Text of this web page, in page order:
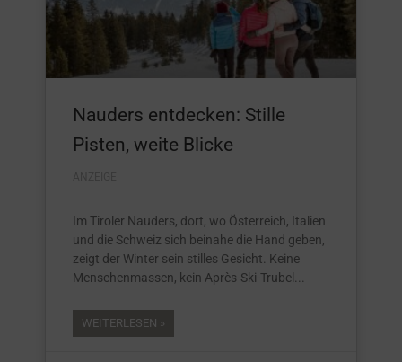
Nauders entdecken: Stille
Pisten, weite Blicke
Im Tiroler Nauders, dort, wo Österreich, Italien
und die Schweiz sich beinahe die Hand geben,
zeigt der Winter sein stilles Gesicht. Keine
Menschenmassen, kein Après-Ski-Trubel
WEITERLESEN »